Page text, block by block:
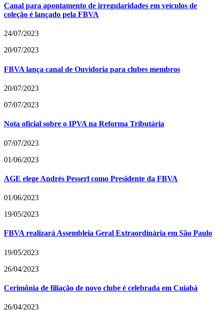
Canal para apontamento de irregularidades em veículos de
coleção é lançado pela FBVA
24/07/2023
20/07/2023
FBVA lança canal de Ouvidoria para clubes membros
20/07/2023
07/07/2023
Nota oficial sobre o IPVA na Reforma Tributária
07/07/2023
01/06/2023
AGE elege Andrés Pesserl como Presidente da FBVA
01/06/2023
19/05/2023
FBVA realizará Assembleia Geral Extraordinária em São Paulo
19/05/2023
26/04/2023
Cerimônia de filiação de novo clube é celebrada em Cuiabá
26/04/2023